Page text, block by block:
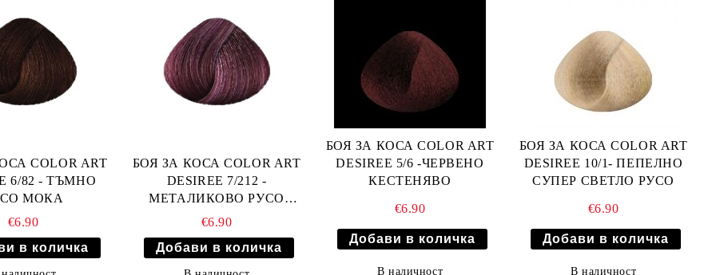
COLOR ART
6/82 - ТЪМНО
МОКА
€6.90
БОЯ ЗА КОСА COLOR ART
DESIREE 7/212 -
МЕТАЛИКОВО РУСО
АМЕТИСТ
€6.90
БОЯ ЗА КОСА COLOR ART
DESIREE 5/6 -ЧЕРВЕНО
КЕСТЕНЯВО
€6.90
В наличност
БОЯ ЗА КОСА COLOR ART
DESIREE 10/1- ПЕПЕЛНО
СУПЕР СВЕТЛО РУСО
€6.90
В наличност